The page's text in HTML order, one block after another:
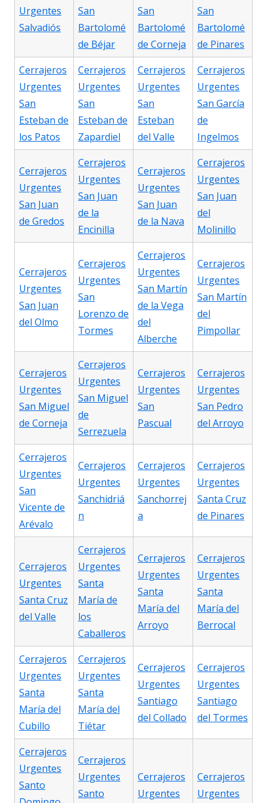
Urgentes
Salvadiós
San
Bartolomé
de Béjar
San
Bartolomé
de Corneja
San
Bartolomé
de Pinares
Cerrajeros
Urgentes
San
Esteban de
los Patos
Cerrajeros
Urgentes
San
Esteban de
Zapardiel
Cerrajeros
Urgentes
San
Esteban
del Valle
Cerrajeros
Urgentes
San García
de
Ingelmos
Cerrajeros
Urgentes
San Juan
de Gredos
Cerrajeros
Urgentes
San Juan
de la
Encinilla
Cerrajeros
Urgentes
San Juan
de la Nava
Cerrajeros
Urgentes
San Juan
del
Molinillo
Cerrajeros
Urgentes
San Juan
del Olmo
Cerrajeros
Urgentes
San
Lorenzo de
Tormes
Cerrajeros
Urgentes
San Martín
de la Vega
del
Alberche
Cerrajeros
Urgentes
San Martín
del
Pimpollar
Cerrajeros
Urgentes
San Miguel
de Corneja
Cerrajeros
Urgentes
San Miguel
de
Serrezuela
Cerrajeros
Urgentes
San
Pascual
Cerrajeros
Urgentes
San Pedro
del Arroyo
Cerrajeros
Urgentes
San
Vicente de
Arévalo
Cerrajeros
Urgentes
Sanchidriá
n
Cerrajeros
Urgentes
Sanchorrej
a
Cerrajeros
Urgentes
Santa Cruz
de Pinares
Cerrajeros
Urgentes
Santa Cruz
del Valle
Cerrajeros
Urgentes
Santa
María de
los
Caballeros
Cerrajeros
Urgentes
Santa
María del
Arroyo
Cerrajeros
Urgentes
Santa
María del
Berrocal
Cerrajeros
Urgentes
Santa
María del
Cubillo
Cerrajeros
Urgentes
Santa
María del
Tiétar
Cerrajeros
Urgentes
Santiago
del Collado
Cerrajeros
Urgentes
Santiago
del Tormes
Cerrajeros
Urgentes
Santo
Cerrajeros
Urgentes
Santo
Cerrajeros
Urgentes
Cerrajeros
Urgentes